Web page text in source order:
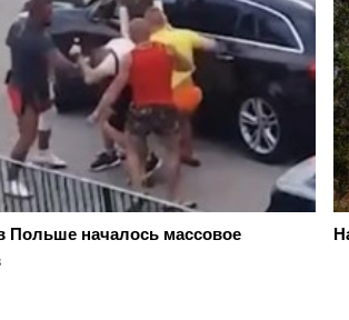
Польше началось массовое